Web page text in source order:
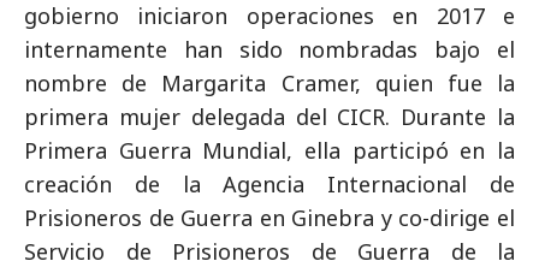
gobierno iniciaron operaciones en 2017 e
internamente han sido nombradas bajo el
nombre de Margarita Cramer, quien fue la
primera mujer delegada del CICR. Durante la
Primera Guerra Mundial, ella participó en la
creación de la Agencia Internacional de
Prisioneros de Guerra en Ginebra y co-dirige el
Servicio de Prisioneros de Guerra de la